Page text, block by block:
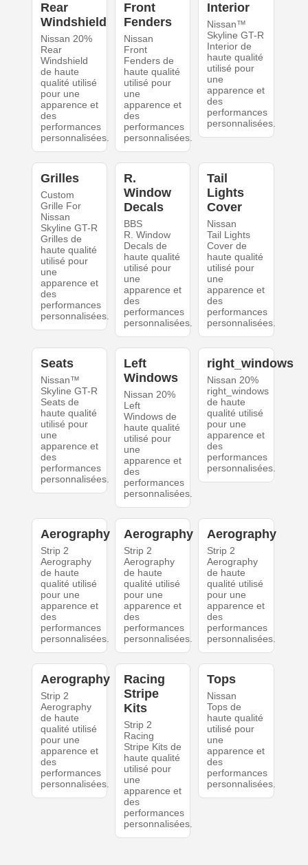
Rear
Windshield
Nissan 20%
Rear
Windshield
de haute
qualité utilisé
pour une
apparence et
des
performances
personnalisées.
Front
Fenders
Nissan
Front
Fenders de
haute qualité
utilisé pour
une
apparence et
des
performances
personnalisées.
Interior
Nissan™
Skyline GT-R
Interior de
haute qualité
utilisé pour
une
apparence et
des
performances
personnalisées.
Grilles
Custom
Grille For
Nissan
Skyline GT-R
Grilles de
haute qualité
utilisé pour
une
apparence et
des
performances
personnalisées.
R.
Window
Decals
BBS
R. Window
Decals de
haute qualité
utilisé pour
une
apparence et
des
performances
personnalisées.
Tail
Lights
Cover
Nissan
Tail Lights
Cover de
haute qualité
utilisé pour
une
apparence et
des
performances
personnalisées.
Seats
Nissan™
Skyline GT-R
Seats de
haute qualité
utilisé pour
une
apparence et
des
performances
personnalisées.
Left
Windows
Nissan 20%
Left
Windows de
haute qualité
utilisé pour
une
apparence et
des
performances
personnalisées.
right_windows
Nissan 20%
right_windows
de haute
qualité utilisé
pour une
apparence et
des
performances
personnalisées.
Aerography
Strip 2
Aerography
de haute
qualité utilisé
pour une
apparence et
des
performances
personnalisées.
Aerography
Strip 2
Aerography
de haute
qualité utilisé
pour une
apparence et
des
performances
personnalisées.
Aerography
Strip 2
Aerography
de haute
qualité utilisé
pour une
apparence et
des
performances
personnalisées.
Aerography
Strip 2
Aerography
de haute
qualité utilisé
pour une
apparence et
des
performances
personnalisées.
Racing
Stripe
Kits
Strip 2
Racing
Stripe Kits de
haute qualité
utilisé pour
une
apparence et
des
performances
personnalisées.
Tops
Nissan
Tops de
haute qualité
utilisé pour
une
apparence et
des
performances
personnalisées.